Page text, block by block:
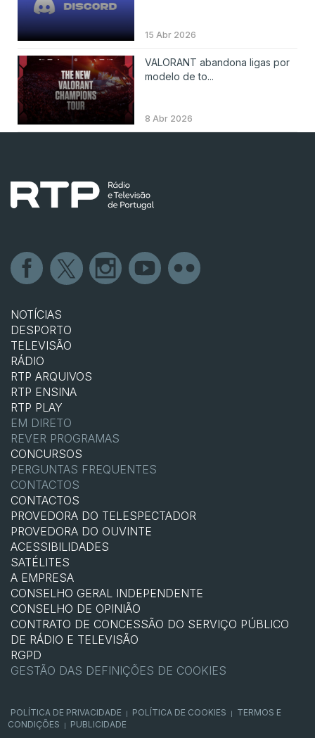
15 Abr 2026
VALORANT abandona ligas por
modelo de to...
8 Abr 2026
NOTÍCIAS
DESPORTO
TELEVISÃO
RÁDIO
RTP ARQUIVOS
RTP ENSINA
RTP PLAY
EM DIRETO
REVER PROGRAMAS
CONCURSOS
PERGUNTAS FREQUENTES
CONTACTOS
CONTACTOS
PROVEDORA DO TELESPECTADOR
PROVEDORA DO OUVINTE
ACESSIBILIDADES
SATÉLITES
A EMPRESA
CONSELHO GERAL INDEPENDENTE
CONSELHO DE OPINIÃO
CONTRATO DE CONCESSÃO DO SERVIÇO PÚBLICO
DE RÁDIO E TELEVISÃO
RGPD
GESTÃO DAS DEFINIÇÕES DE COOKIES
POLÍTICA DE PRIVACIDADE POLÍTICA DE COOKIES
TERMOS E
CONDIÇÕES
PUBLICIDADE